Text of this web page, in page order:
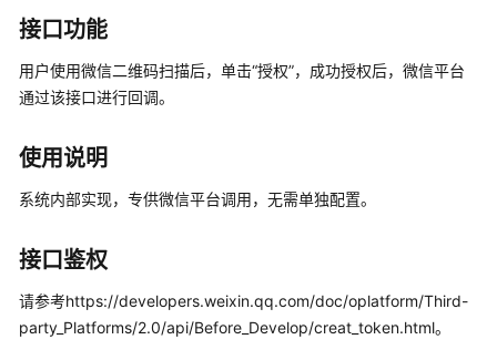
速
入
户
南
价
格
接口功能
用户使用微信二维码扫描后，单击“授权”，成功授权后，微信平台
通过该接口进行回调。
使用说明
系统内部实现，专供微信平台调用，无需单独配置。
接口鉴权
请参考https://developers.weixin.qq.com/doc/oplatform/Third-
party_Platforms/2.0/api/Before_Develop/creat_token.html。